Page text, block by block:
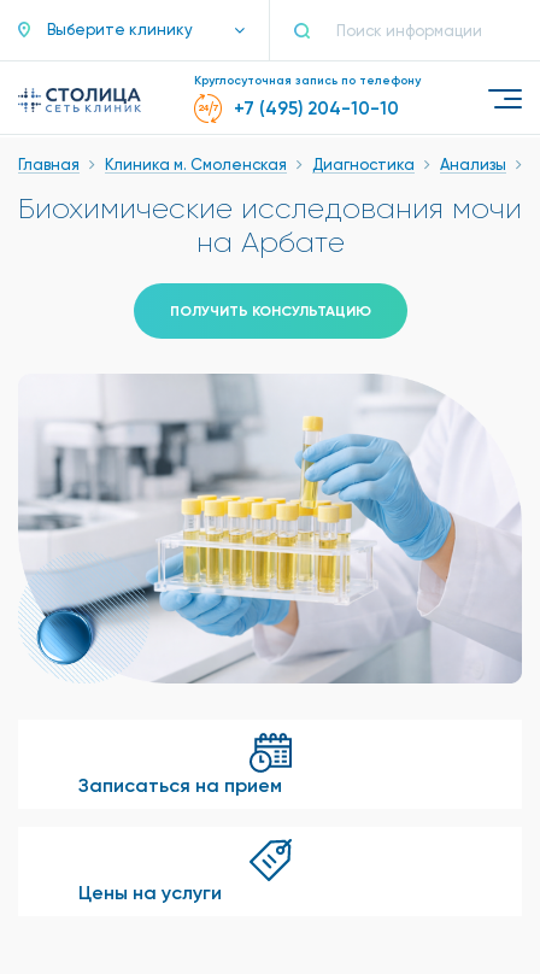
Выберите клинику
Круглосуточная запись по телефону
+7 (495) 204-10-10
Главная Клиника м. Смоленская Диагностика Анализы
Биохимические исследования мочи
на Арбате
ПОЛУЧИТЬ КОНСУЛЬТАЦИЮ
Записаться на прием
Цены на услуги